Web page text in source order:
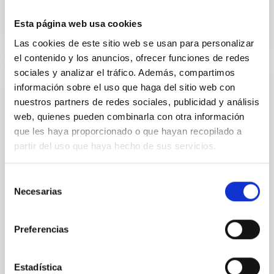
Esta página web usa cookies
Las cookies de este sitio web se usan para personalizar
el contenido y los anuncios, ofrecer funciones de redes
sociales y analizar el tráfico. Además, compartimos
información sobre el uso que haga del sitio web con
nuestros partners de redes sociales, publicidad y análisis
web, quienes pueden combinarla con otra información
que les haya proporcionado o que hayan recopilado a
partir del uso que haya hecho de sus servicios.
Necesarias
Preferencias
Estadística
Acuerdo para la instalación del Telescopio
de Treinta Metros (TMT) en el
Observatorio del Roque de los Muchachos
entre el IAC y el TMT International
Observatory LLC
en el ORM, su futura operación y, cuando así se
decida de mutuo acuerdo, su demolición, retirada y